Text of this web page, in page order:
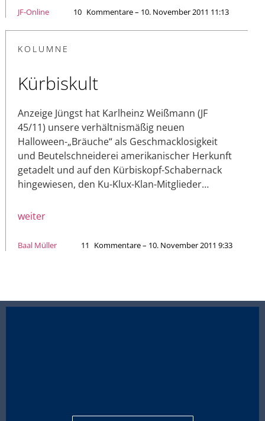
JF-Online 10 Kommentare – 10. November 2011 11:13
KOLUMNE
Kürbiskult
Anzeige Jüngst hat Karlheinz Weißmann (JF
45/11) unsere verhältnismäßig neuen
Halloween-„Bräuche“ als Geschmacklosigkeit
und Beutelschneiderei amerikanischer Herkunft
getadelt und auf den Kürbiskopf-Schabernack
hingewiesen, den Ku-Klux-Klan-Mitglieder…
weiter
Baal Müller 11 Kommentare – 10. November 2011 9:33